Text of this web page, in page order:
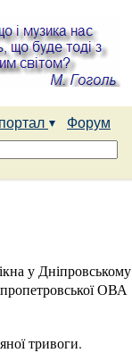
Форум
у Дніпровському
ОВА
тривоги.